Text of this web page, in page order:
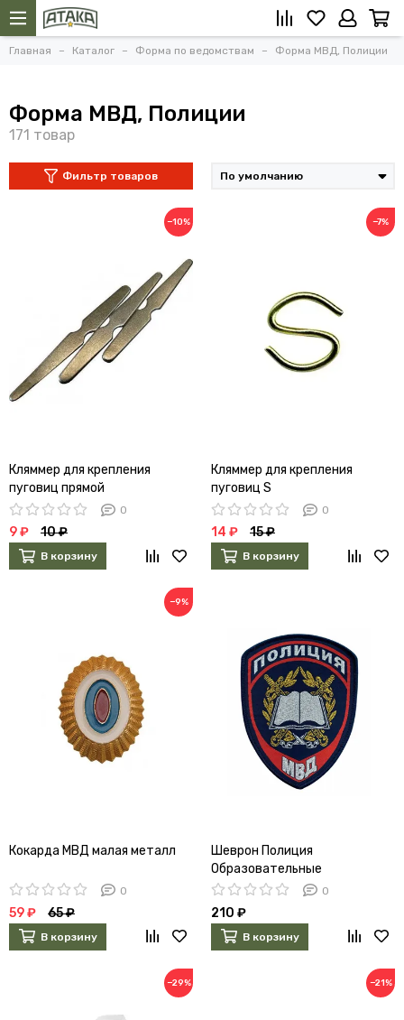
Главная Каталог Форма по ведомствам Форма МВД, Полиции
Форма МВД, Полиции
Фильтр товаров
−10%
Кляммер для крепления
пуговиц прямой
0
9 ₽ 10 ₽
В корзину
−7%
Кляммер для крепления
пуговиц S
0
14 ₽ 15 ₽
В корзину
−9%
Кокарда МВД малая металл
0
59 ₽ 65 ₽
В корзину
Шеврон Полиция
Образовательные
учреждения нового образца
жаккардовый (синий)
0
210 ₽
В корзину
−29% −21%